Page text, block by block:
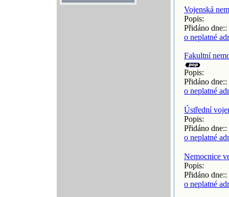
Vojenská
Popis:
Přidáno
o neplatné
Fakultní
Popis:
Přidáno
o neplatné
Ústřední
Popis:
Přidáno
o neplatné
Nemocnice
Popis:
Přidáno
o neplatné